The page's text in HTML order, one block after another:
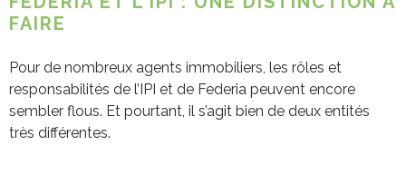
FAIRE
Pour de nombreux agents immobiliers, les rôles et
responsabilités de l’IPI et de Federia peuvent encore
sembler flous. Et pourtant, il s’agit bien de deux entités
très différentes.